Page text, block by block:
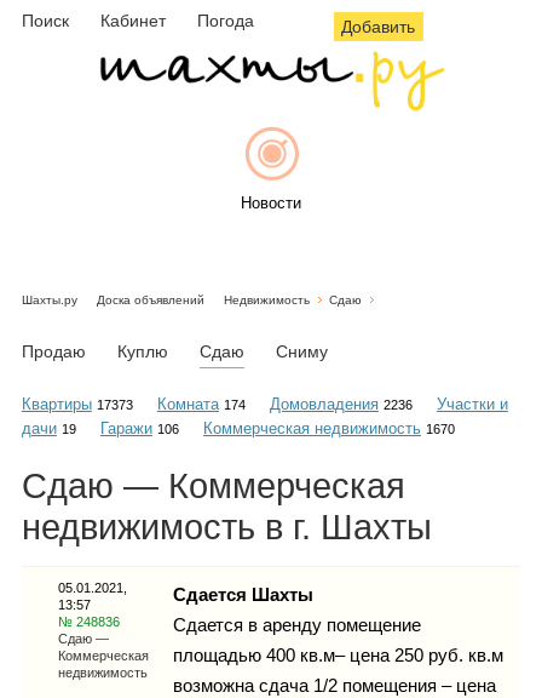
Поиск Кабинет Погода Добавить
Новости
Объявления
Инфо
Шахты.ру Доска объявлений Недвижимость Сдаю
Продаю Куплю Сдаю Сниму
Квартиры 17373 Комната 174 Домовладения 2236
Участки и
дачи 19 Гаражи 106 Коммерческая недвижимость 1670
Сдаю — Коммерческая
недвижимость в г. Шахты
05.01.2021,
13:57
№ 248836
Сдаю —
Коммерческая
недвижимость
Сдается Шахты
Сдается в аренду помещение
площадью 400 кв.м– цена 250 руб. кв.м
возможна сдача 1/2 помещения – цена